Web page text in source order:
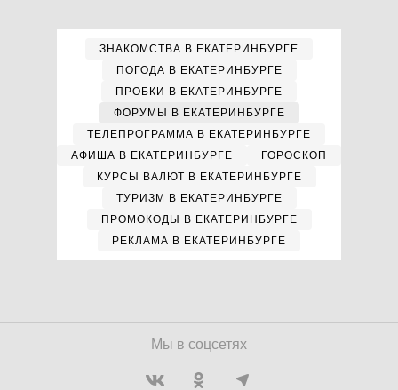
ЗНАКОМСТВА В ЕКАТЕРИНБУРГЕ
ПОГОДА В ЕКАТЕРИНБУРГЕ
ПРОБКИ В ЕКАТЕРИНБУРГЕ
ФОРУМЫ В ЕКАТЕРИНБУРГЕ
ТЕЛЕПРОГРАММА В ЕКАТЕРИНБУРГЕ
АФИША В ЕКАТЕРИНБУРГЕ
ГОРОСКОП
КУРСЫ ВАЛЮТ В ЕКАТЕРИНБУРГЕ
ТУРИЗМ В ЕКАТЕРИНБУРГЕ
ПРОМОКОДЫ В ЕКАТЕРИНБУРГЕ
РЕКЛАМА В ЕКАТЕРИНБУРГЕ
Мы в соцсетях